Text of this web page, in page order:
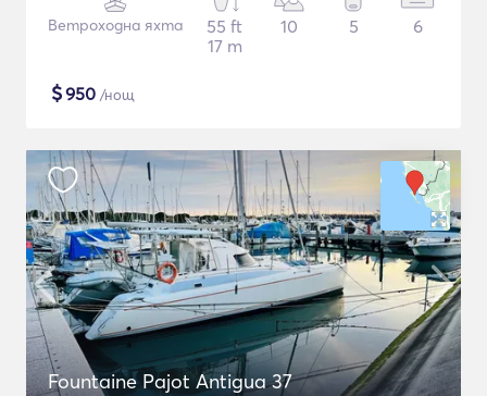
Ветроходна яхта
55 ft
17 m
10 5 6
$950 /нощ
Fountaine Pajot Antigua 37